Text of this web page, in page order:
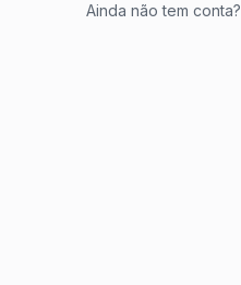
Ainda não tem conta?